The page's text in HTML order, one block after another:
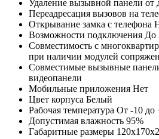
Удаление вызывной панели от
Переадресация вызовов на
Открывание замка с телефона
Возможности подключения До
Совместимость с
при наличии модулей
Совместимые вызывные
видеопанели
Мобильные приложения Нет
Цвет корпуса Белый
Рабочая температура От -10 до
Допустимая влажность 95%
Габаритные размеры